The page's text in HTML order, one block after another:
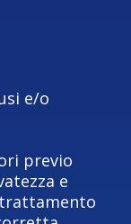
e/o
previo
e